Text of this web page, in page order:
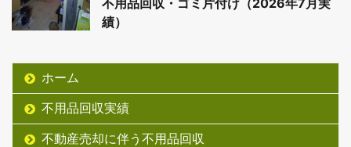
績）
ホーム
不用品回収実績
不動産売却に伴う不用品回収